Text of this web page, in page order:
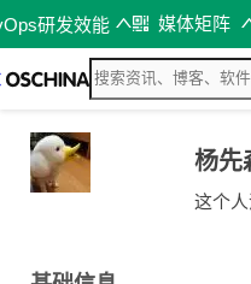
研发效能 媒体矩阵
杨先
这个人